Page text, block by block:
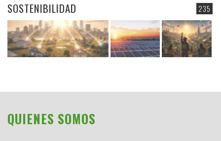
235
SOSTENIBILIDAD
QUIENES SOMOS